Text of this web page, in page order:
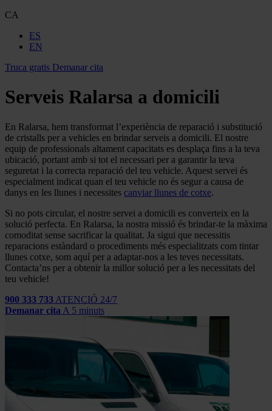
CA
ES
EN
Truca gratis Demanar cita
Serveis Ralarsa a domicili
En Ralarsa, hem transformat l’experiència de reparació i substitució
de cristalls per a vehicles en brindar serveis a domicili. El nostre
equip de professionals altament capacitats es desplaça fins a la teva
ubicació, portant amb si tot el necessari per a garantir la teva
seguretat i la correcta reparació del teu vehicle. Aquest servei és
especialment indicat quan el teu vehicle no és segur a causa de
danys en les llunes i necessites canviar llunes de cotxe.
Si no pots circular, el nostre servei a domicili es converteix en la
solució perfecta. En Ralarsa, la nostra missió és brindar-te la màxima
comoditat sense sacrificar la qualitat. Ja sigui que necessitis
reparacions estàndard o procediments més especialitzats com tintar
llunes cotxe, som aquí per a adaptar-nos a les teves necessitats.
Contacta’ns per a obtenir la millor solució per a les necessitats del
teu vehicle!
900 333 733 ATENCIÓ 24/7
Demanar cita A 5 minuts